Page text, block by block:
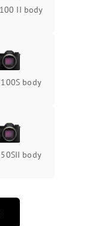
II body
body
body